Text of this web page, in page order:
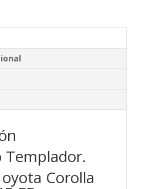
Templador.
Corolla